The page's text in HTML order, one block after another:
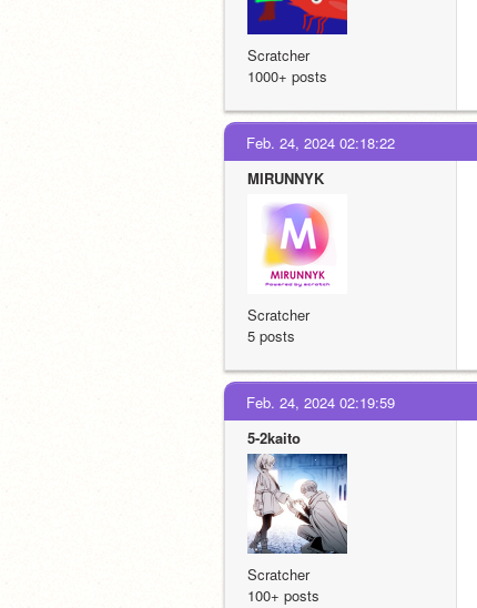
Scratcher
1000+ posts
Feb. 24, 2024 02:18:22
MIRUNNYK
Scratcher
5 posts
Feb. 24, 2024 02:19:59
5-2kaito
Scratcher
100+ posts